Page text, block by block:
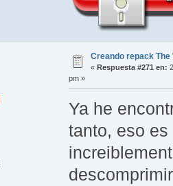
Creando repack The
« Respuesta #271 en:
pm »
Ya he
tanto, eso